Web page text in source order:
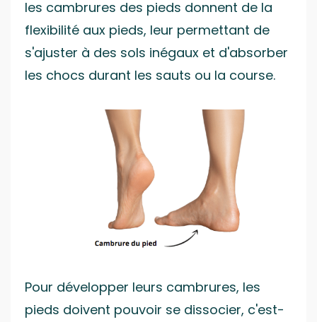
les cambrures des pieds donnent de la
flexibilité aux pieds, leur permettant de
s'ajuster à des sols inégaux et d'absorber
les chocs durant les sauts ou la course.
Pour développer leurs cambrures, les
pieds doivent pouvoir se dissocier, c'est-